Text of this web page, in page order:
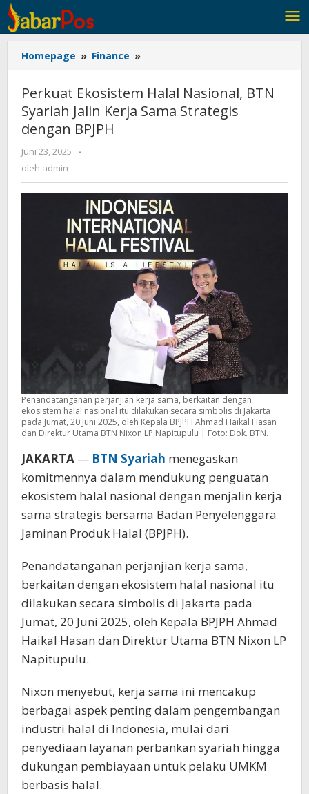
Lewati
ke
konten
Homepage » Finance »
Ekosistem
Halal
Nasional,
BTN
Strategis
dengan
BPJPH
Perkuat Ekosistem Halal Nasional, BTN
Syariah Jalin Kerja Sama Strategis
dengan BPJPH
Juni 23, 2025
oleh
-
oleh admin
Penandatanganan perjanjian kerja sama, berkaitan dengan
ekosistem halal nasional itu dilakukan secara simbolis di Jakarta
pada Jumat, 20 Juni 2025, oleh Kepala BPJPH Ahmad Haikal Hasan
dan Direktur Utama BTN Nixon LP Napitupulu | Foto: Dok. BTN.
JAKARTA — BTN Syariah menegaskan
komitmennya dalam mendukung penguatan
ekosistem halal nasional dengan menjalin kerja
sama strategis bersama Badan Penyelenggara
Jaminan Produk Halal (BPJPH).
Penandatanganan perjanjian kerja sama,
berkaitan dengan ekosistem halal nasional itu
dilakukan secara simbolis di Jakarta pada
Jumat, 20 Juni 2025, oleh Kepala BPJPH Ahmad
Haikal Hasan dan Direktur Utama BTN Nixon LP
Napitupulu.
Nixon menyebut, kerja sama ini mencakup
berbagai aspek penting dalam pengembangan
industri halal di Indonesia, mulai dari
penyediaan layanan perbankan syariah hingga
dukungan pembiayaan untuk pelaku UMKM
berbasis halal.